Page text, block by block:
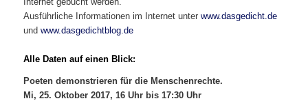
Ausführliche Informationen im Internet unterwww.dasgedicht.de
undwww.dasgedichtblog.de
Alle Daten auf einen Blick:
Poeten demonstrieren für die Menschenrechte.
Mi, 25. Oktober 2017, 16 Uhr bis 17:30 Uhr